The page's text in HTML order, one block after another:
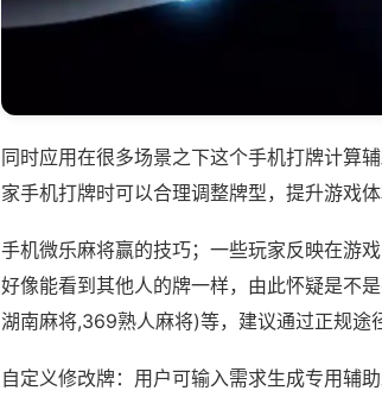
同时应用在很多场景之下这个手机打牌计算
家手机打牌时可以合理调整牌型，提升游戏
手机微乐麻将赢的技巧；一些玩家反映在游
好像能看到其他人的牌一样，由此怀疑是不
湖南麻将,369熟人麻将)等，建议通过正规途
自定义修改牌：用户可输入需求生成专用辅